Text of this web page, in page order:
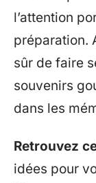
l’attention
préparation.
sûr de faire
souvenirs
dans les
Retrouvez
idées pour